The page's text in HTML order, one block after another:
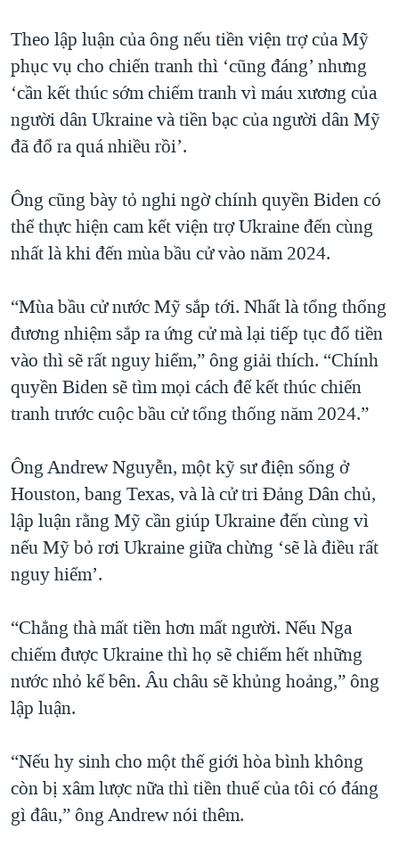
Theo lập luận của ông nếu tiền viện trợ của Mỹ
phục vụ cho chiến tranh thì ‘cũng đáng’ nhưng
‘cần kết thúc sớm chiếm tranh vì máu xương của
người dân Ukraine và tiền bạc của người dân Mỹ
đã đổ ra quá nhiều rồi’.
Ông cũng bày tỏ nghi ngờ chính quyền Biden có
thể thực hiện cam kết viện trợ Ukraine đến cùng
nhất là khi đến mùa bầu cử vào năm 2024.
“Mùa bầu cử nước Mỹ sắp tới. Nhất là tổng thống
đương nhiệm sắp ra ứng cử mà lại tiếp tục đổ tiền
vào thì sẽ rất nguy hiểm,” ông giải thích. “Chính
quyền Biden sẽ tìm mọi cách để kết thúc chiến
tranh trước cuộc bầu cử tổng thống năm 2024.”
Ông Andrew Nguyễn, một kỹ sư điện sống ở
Houston, bang Texas, và là cử tri Đảng Dân chủ,
lập luận rằng Mỹ cần giúp Ukraine đến cùng vì
nếu Mỹ bỏ rơi Ukraine giữa chừng ‘sẽ là điều rất
nguy hiểm’.
“Chẳng thà mất tiền hơn mất người. Nếu Nga
chiếm được Ukraine thì họ sẽ chiếm hết những
nước nhỏ kế bên. Âu châu sẽ khủng hoảng,” ông
lập luận.
“Nếu hy sinh cho một thế giới hòa bình không
còn bị xâm lược nữa thì tiền thuế của tôi có đáng
gì đâu,” ông Andrew nói thêm.